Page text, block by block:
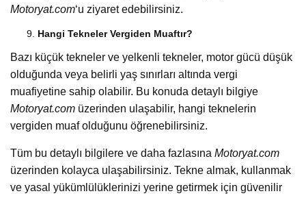
Motoryat.com‘u ziyaret edebilirsiniz.
Hangi Tekneler Vergiden Muaftır?
Bazı küçük tekneler ve yelkenli tekneler, motor gücü düşük
olduğunda veya belirli yaş sınırları altında vergi
muafiyetine sahip olabilir. Bu konuda detaylı bilgiye
Motoryat.com üzerinden ulaşabilir, hangi teknelerin
vergiden muaf olduğunu öğrenebilirsiniz.
Tüm bu detaylı bilgilere ve daha fazlasına Motoryat.com
üzerinden kolayca ulaşabilirsiniz. Tekne almak, kullanmak
ve yasal yükümlülüklerinizi yerine getirmek için güvenilir